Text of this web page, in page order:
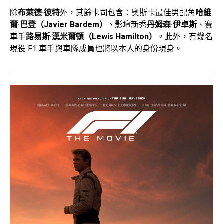
除布萊德·彼特外，其餘卡司包含：奧斯卡最佳男配角哈維
爾·巴登（Javier Bardem）、 影壇新秀丹姆森·伊卓斯 、賽
車手路易斯·漢米爾頓（Lewis Hamilton）
。此外，有幾名
現役 F1 車手與車隊成員也將以本人的身份現身。